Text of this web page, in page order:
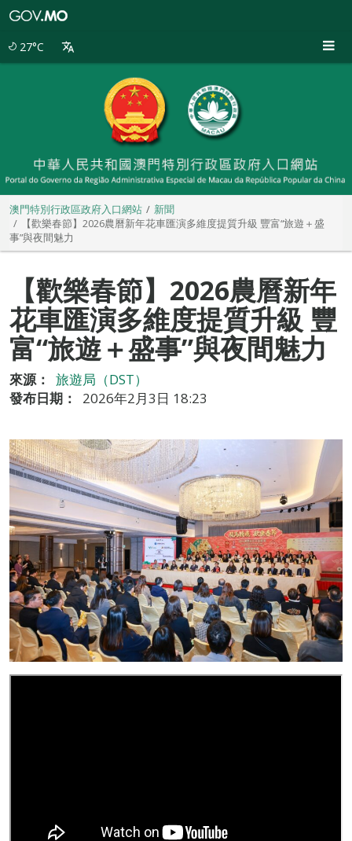
27°C
澳門特別行政區政府入口網站
新聞
【歡樂春節】2026農曆新年花車匯演多維度提質升級 豐富“旅遊＋盛
事”與夜間魅力
【歡樂春節】2026農曆新年
花車匯演多維度提質升級 豐
富“旅遊＋盛事”與夜間魅力
來源：
旅遊局（DST）
發布日期：
2026年2月3日 18:23